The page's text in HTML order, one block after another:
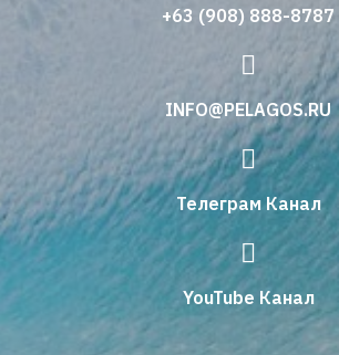
+63 (908) 888-8787
INFO@PELAGOS.RU
Телеграм Канал
YouTube Канал